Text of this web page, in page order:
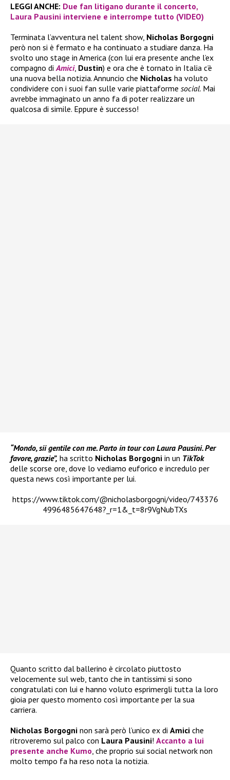
LEGGI ANCHE: Due fan litigano durante il concerto,
Laura Pausini interviene e interrompe tutto (VIDEO)
Terminata l’avventura nel talent show, Nicholas Borgogni
però non si è fermato e ha continuato a studiare danza. Ha
svolto uno stage in America (con lui era presente anche l’ex
compagno di Amici, Dustin) e ora che è tornato in Italia c’è
una nuova bella notizia. Annuncio che Nicholas ha voluto
condividere con i suoi fan sulle varie piattaforme social. Mai
avrebbe immaginato un anno fa di poter realizzare un
qualcosa di simile. Eppure è successo!
“Mondo, sii gentile con me. Parto in tour con Laura Pausini. Per
favore, grazie”, ha scritto Nicholas Borgogni in un TikTok
delle scorse ore, dove lo vediamo euforico e incredulo per
questa news così importante per lui.
https://www.tiktok.com/@nicholasborgogni/video/743376
4996485647648?_r=1&_t=8r9VgNubTXs
Quanto scritto dal ballerino è circolato piuttosto
velocemente sul web, tanto che in tantissimi si sono
congratulati con lui e hanno voluto esprimergli tutta la loro
gioia per questo momento così importante per la sua
carriera.
Nicholas Borgogni non sarà però l’unico ex di Amici che
ritroveremo sul palco con Laura Pausini! Accanto a lui
presente anche Kumo , che proprio sui social network non
molto tempo fa ha reso nota la notizia.